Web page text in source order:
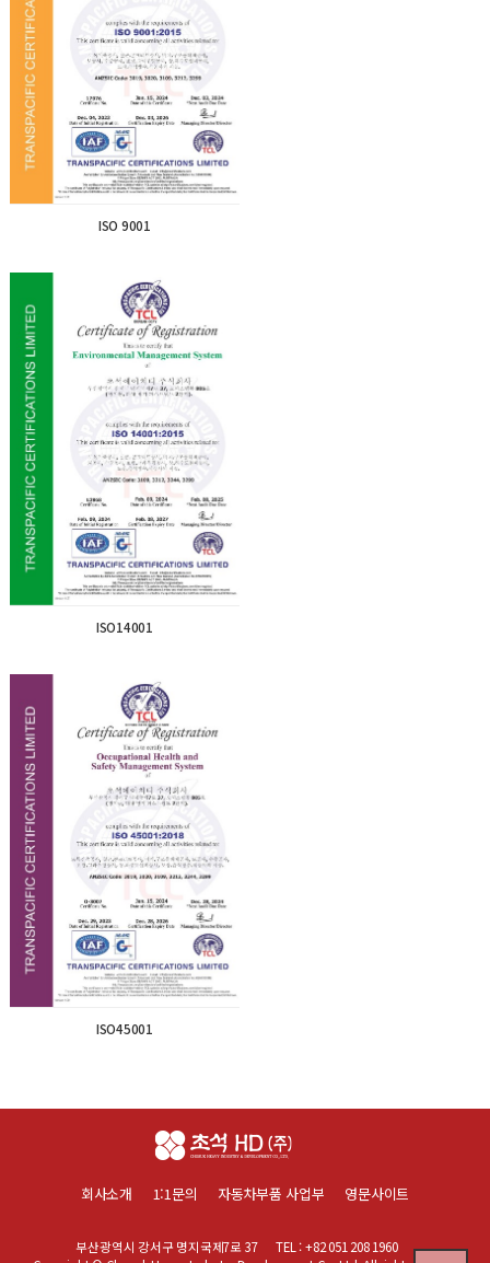
ISO 9001
ISO14001
ISO45001
회사소개 1:1문의 자동차부품 사업부 영문사이트
부산광역시 강서구 명지국제7로 37
TEL : +82 051 208 1960